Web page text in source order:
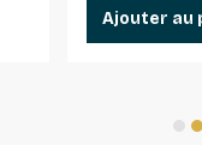
Ajouter au